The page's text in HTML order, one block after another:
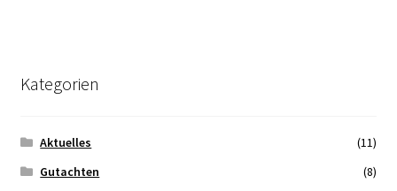
Kategorien
Aktuelles
(11)
Gutachten
(8)